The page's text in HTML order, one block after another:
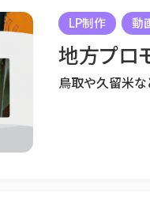
LP制作 動
地方プロ
鳥取や久留米